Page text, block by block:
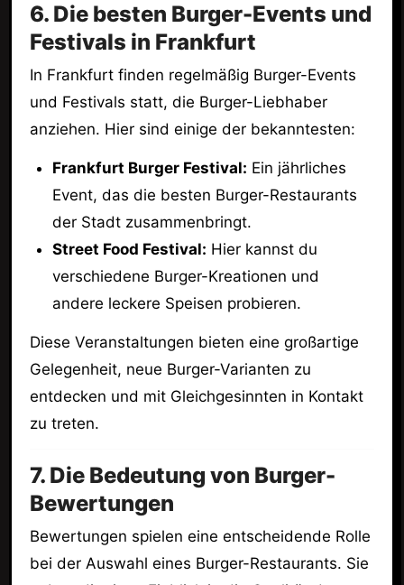
6. Die besten Burger-Events und
Festivals in Frankfurt
In Frankfurt finden regelmäßig Burger-Events
und Festivals statt, die Burger-Liebhaber
anziehen. Hier sind einige der bekanntesten:
Frankfurt Burger Festival: Ein jährliches
Event, das die besten Burger-Restaurants
der Stadt zusammenbringt.
Street Food Festival: Hier kannst du
verschiedene Burger-Kreationen und
andere leckere Speisen probieren.
Diese Veranstaltungen bieten eine großartige
Gelegenheit, neue Burger-Varianten zu
entdecken und mit Gleichgesinnten in Kontakt
zu treten.
7. Die Bedeutung von Burger-
Bewertungen
Bewertungen spielen eine entscheidende Rolle
bei der Auswahl eines Burger-Restaurants. Sie